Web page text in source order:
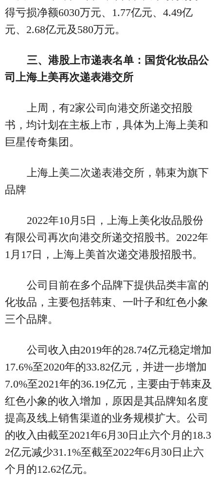
得亏损净额6030万元、1.77亿元、4.49亿
元、2.68亿元及580万元。
三、港股上市递表名单：国货化妆品公
司上海上美再次递表港交所
上周，有2家公司向港交所递交招股
书，均计划在主板上市，具体为上海上美和
巨星传奇集团。
上海上美二次递表港交所，韩束为旗下
品牌
2022年10月5日，上海上美化妆品股份
有限公司再次向港交所递交招股书。2022年
1月17日，上海上美首次递交港股招股书。
公司目前在多个品牌下提供品类丰富的
化妆品，主要包括韩束、一叶子和红色小象
三个品牌。
公司收入由2019年的28.74亿元稳定增加
17.6%至2020年的33.82亿元，并进一步增加
7.0%至2021年的36.19亿元，主要由于韩束及
红色小象的收入增加，原因是其品牌知名度
提高及线上销售渠道的业务规模扩大。公司
的收入由截至2021年6月30日止六个月的18.3
2亿元减少31.1%至截至2022年6月30日止六
个月的12.62亿元。